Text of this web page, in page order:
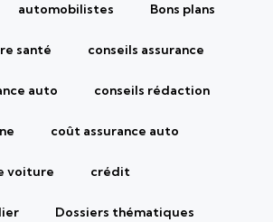
automobilistes Bons plans
santé conseils assurance
auto conseils rédaction
coût assurance auto
voiture crédit
Dossiers thématiques